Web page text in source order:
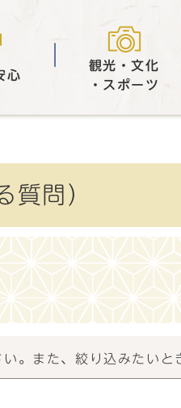
心
観光・文化
・スポーツ
質問）
。また、絞り込みたいと